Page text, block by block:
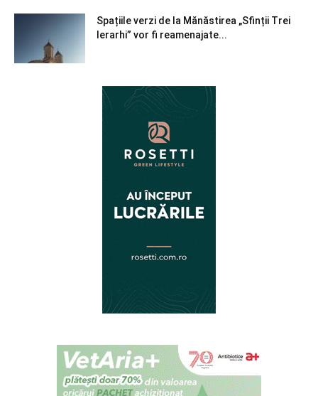
Spațiile verzi de la Mănăstirea „Sfinții Trei
Ierarhi” vor fi reamenajate...